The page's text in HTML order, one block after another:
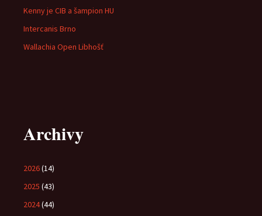
Kenny je CIB a šampion HU
Intercanis Brno
Wallachia Open Libhošť
Archivy
2026(14)
2025 (43)
2024(44)